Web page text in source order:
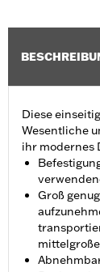
Diese
Wesentliche
ihr modernes
Groß